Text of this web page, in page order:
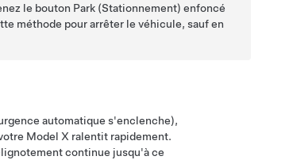
le bouton Park (Stationnement) enfoncé
méthode pour arrêter le véhicule, sauf en
automatique s'enclenche),
Model X ralentit rapidement.
continue jusqu'à ce